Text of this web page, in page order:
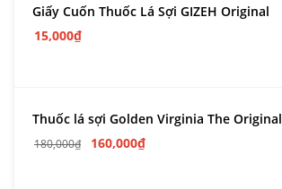
Giấy Cuốn Thuốc Lá Sợi GIZEH Original
15,000₫
Thuốc lá sợi Golden Virginia The Original
180,000₫ 160,000₫